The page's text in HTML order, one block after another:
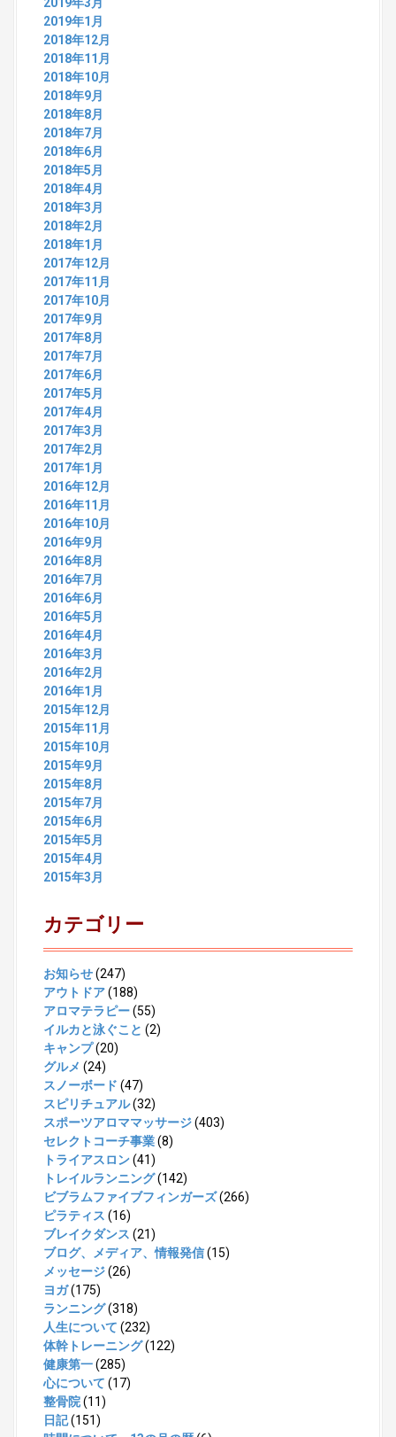
2019年1月
2018年12月
2018年11月
2018年10月
2018年9月
2018年8月
2018年7月
2018年6月
2018年5月
2018年4月
2018年3月
2018年2月
2018年1月
2017年12月
2017年11月
2017年10月
2017年9月
2017年8月
2017年7月
2017年6月
2017年5月
2017年4月
2017年3月
2017年2月
2017年1月
2016年12月
2016年11月
2016年10月
2016年9月
2016年8月
2016年7月
2016年6月
2016年5月
2016年4月
2016年3月
2016年2月
2016年1月
2015年12月
2015年11月
2015年10月
2015年9月
2015年8月
2015年7月
2015年6月
2015年5月
2015年4月
2015年3月
カテゴリー
お知らせ(247)
アウトドア(188)
アロマテラピー(55)
イルカと泳ぐこと (2)
キャンプ(20)
グルメ (24)
スノーボード (47)
スピリチュアル(32)
スポーツアロママッサージ(403)
セレクトコーチ事業(8)
トライアスロン(41)
トレイルランニング(142)
ビブラムファイブフィンガーズ(266)
ピラティス (16)
ブレイクダンス (21)
ブログ、メディア、情報発信(15)
メッセージ(26)
ヨガ(175)
ランニング(318)
人生について (232)
体幹トレーニング(122)
健康第一(285)
心について (17)
整骨院(11)
日記(151)